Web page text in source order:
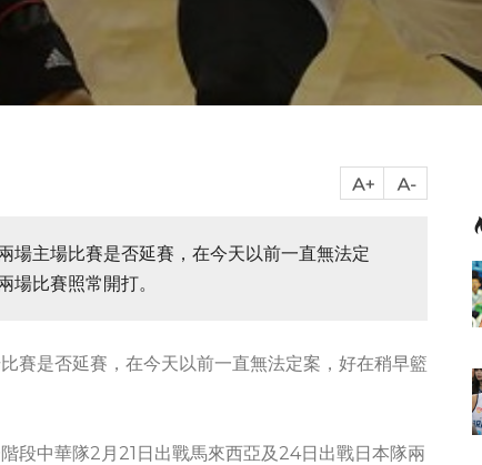
場主場比賽是否延賽，在今天以前一直無法定
場比賽照常開打。
賽是否延賽，在今天以前一直無法定案，好在稍早籃
段中華隊2月21日出戰馬來西亞及24日出戰日本隊兩